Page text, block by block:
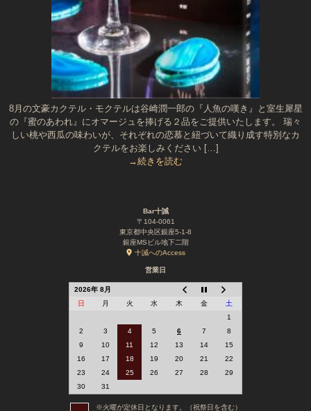
8月の文豪カクテル・モクテルは谷崎潤一郎の『人魚の嘆き』と室生犀星
の『蜜のあわれ』にオマージュを捧げる２品をご提供いたします。 瑞々
しい桃や西瓜の味わいが、それぞれの恋慕と紐づいて織り成す特別なカ
クテルをお楽しみください […]
→続きを読む
Bar十誡
〒104-0061
東京都中央区銀座5-1-8
銀座MSビル地下二階
十誡へのAccess
営業日
2026年 8月
日
月 火 水 木 金
土
1
2
3 4 5 6 7
8
9
10 11 12 13 14
15
16
17 18 19 20 21
22
23
24 25 26 27 28
29
30
31
※火曜が定休日となります。（祝祭日を含む）